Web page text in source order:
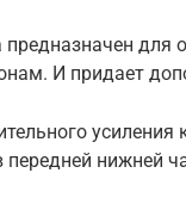
предназначен для
И придает
передней нижней